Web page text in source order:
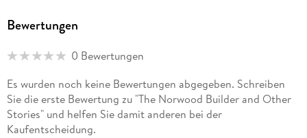
Bewertungen
0 Bewertungen
Es wurden noch keine Bewertungen abgegeben. Schreiben
Sie die erste Bewertung zu "The Norwood Builder and Other
Stories" und helfen Sie damit anderen bei der
Kaufentscheidung.